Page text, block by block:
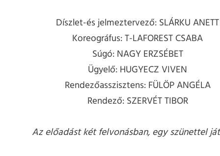
Díszlet-és jelmeztervező: SLÁRKU ANETT
Koreográfus: T-LAFOREST CSABA
Súgó: NAGY ERZSÉBET
Ügyelő: HUGYECZ VIVEN
Rendezőasszisztens: FÜLÖP ANGÉLA
Rendező: SZERVÉT TIBOR
Az előadást két felvonásban, egy szünettel